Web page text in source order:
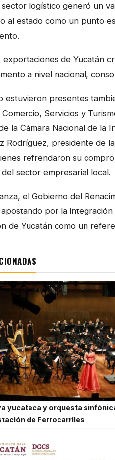
logístico generó un
al estado como un punto
exportaciones de Yucatán
a nivel nacional,
estuvieron presentes
Comercio, Servicios y
la Cámara Nacional de la
Rodríguez, presidente de
refrendaron su
sector empresarial local.
el Gobierno del
por la
de Yucatán como un
yucateca y orquesta
de Ferrocarriles